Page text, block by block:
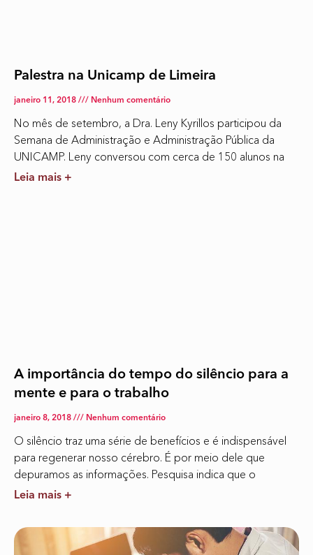
Palestra na Unicamp de Limeira
janeiro 11, 2018 Nenhum comentário
No mês de setembro, a Dra. Leny Kyrillos participou da
Semana de Administração e Administração Pública da
UNICAMP. Leny conversou com cerca de 150 alunos na
Leia mais +
A importância do tempo do silêncio para a
mente e para o trabalho
janeiro 8, 2018 Nenhum comentário
O silêncio traz uma série de benefícios e é indispensável
para regenerar nosso cérebro. É por meio dele que
depuramos as informações. Pesquisa indica que o
Leia mais +